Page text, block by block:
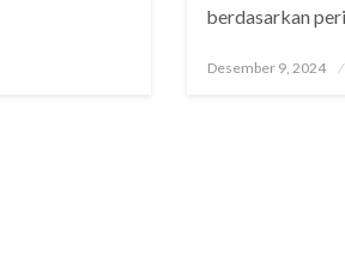
berdasarkan
Posted
Desember 9, 2024